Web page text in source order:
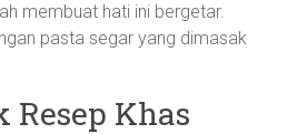
membuat hati ini bergetar.
pasta segar yang dimasak
Khas